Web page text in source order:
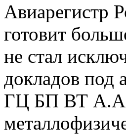
Авиарегистр
готовит
не стал
докладов под
ГЦ БП ВТ А.А.